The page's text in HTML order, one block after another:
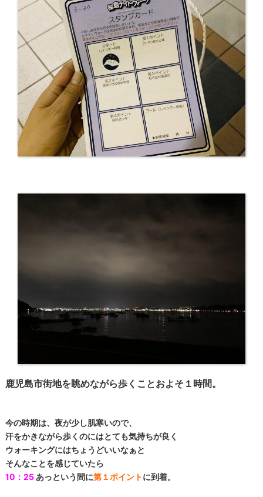
鹿児島市街地を眺めながら歩くことおよそ１時間。
今の時期は、夜が少し肌寒いので、
汗をかきながら歩くのにはとても気持ちが良く
ウォーキングにはちょうどいいなぁと
そんなことを感じていたら
10：25あっという間に第１ポイントに到着。